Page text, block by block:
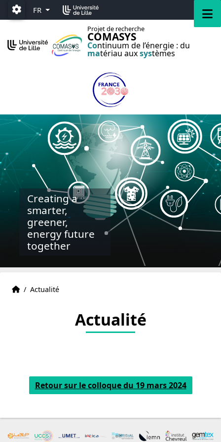
Accéder au menu principal
Accéder au contenu
Paramétrage
FR
Projet de recherche
COMASYS
Continuum de l’énergie : du
matériau auxsystèmes
Creating a
smarter,
greener,
energy future
together
Accueil
Accueil
/ Actualité
Actualité
Retour sur le colloque du 19 mars 2024